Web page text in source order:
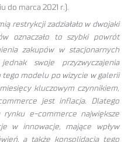
do marca 2021 r.).
restrykcji zadziałało w dwojaki
oznaczało to szybki powrót
zakupów w stacjonarnych
swoje przyzwyczajenia
modelu po wizycie w galerii
kluczowym czynnikiem,
jest inflacja. Dlatego
e-commerce największe
w innowacje, mające wpływ
a także konsolidacja tego